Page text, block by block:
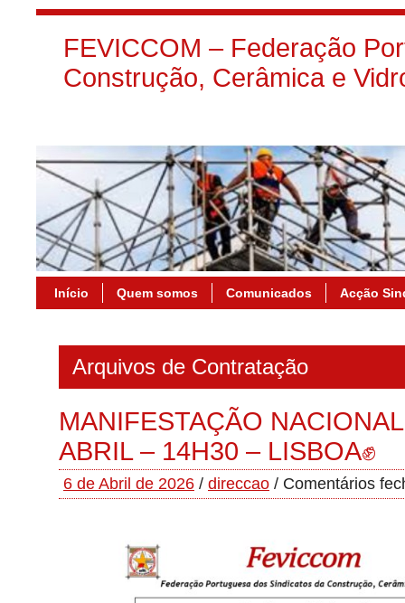
FEVICCOM – Federação
Construção, Cerâmica e
Início Quem somos Comunicados Acção
Arquivos de Contratação
MANIFESTAÇÃO
ABRIL – 14H30 – LISBOA✊
6 de Abril de 2026 / direccao / Comentários